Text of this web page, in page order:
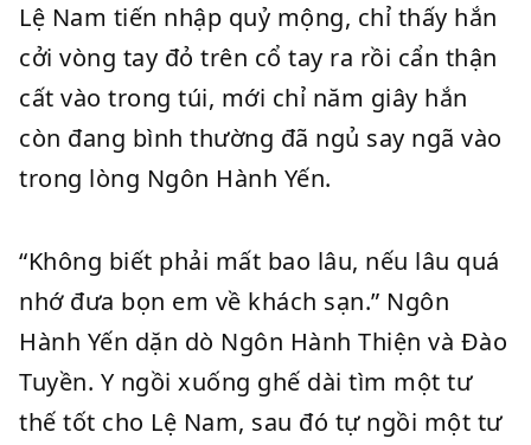
Lệ Nam tiến nhập quỷ mộng, chỉ thấy hắn
cởi vòng tay đỏ trên cổ tay ra rồi cẩn thận
cất vào trong túi, mới chỉ năm giây hắn
còn đang bình thường đã ngủ say ngã vào
trong lòng Ngôn Hành Yến.
“Không biết phải mất bao lâu, nếu lâu quá
nhớ đưa bọn em về khách sạn.” Ngôn
Hành Yến dặn dò Ngôn Hành Thiện và Đào
Tuyền. Y ngồi xuống ghế dài tìm một tư
thế tốt cho Lệ Nam, sau đó tự ngồi một tư